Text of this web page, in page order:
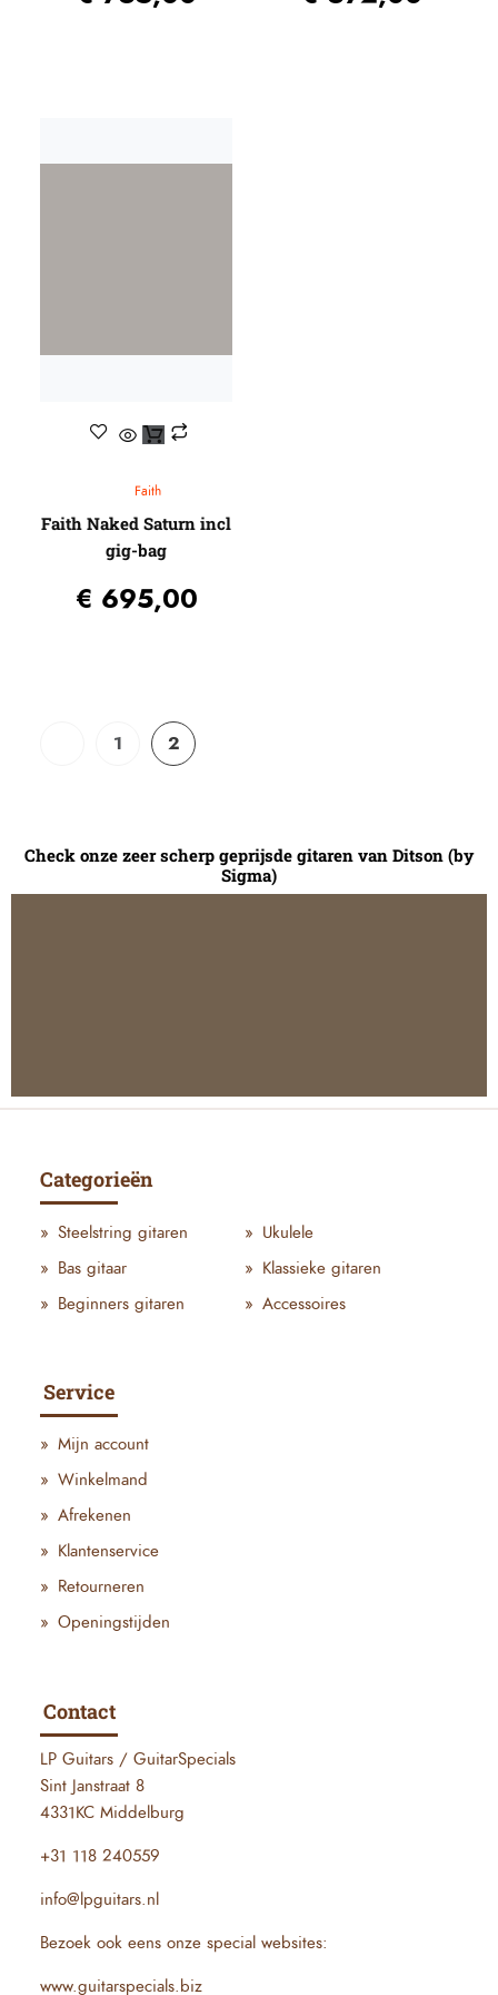
Faith
Faith Naked Saturn incl
gig-bag
€ 695,00
1 2
Check onze zeer scherp geprijsde gitaren van Ditson (by
Sigma)
Categorieën
Steelstring gitaren
Ukulele
Bas gitaar
Klassieke gitaren
Beginners gitaren
Accessoires
Service
Mijn account
Winkelmand
Afrekenen
Klantenservice
Retourneren
Openingstijden
Contact
LP Guitars / GuitarSpecials
Sint Janstraat 8
4331KC Middelburg
+31 118 240559
info@lpguitars.nl
Bezoek ook eens onze special websites:
www.guitarspecials.biz